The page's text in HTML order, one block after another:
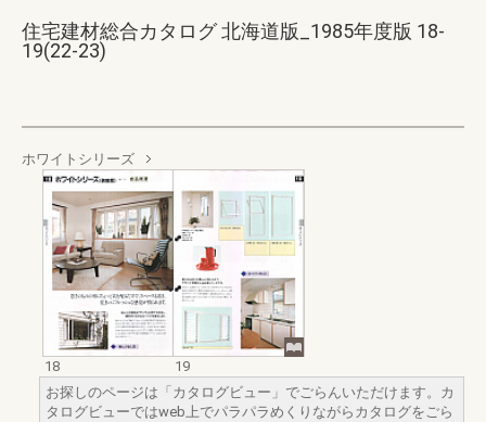
住宅建材総合カタログ 北海道版_1985年度版 18-
19(22-23)
ホワイトシリーズ
18
19
お探しのページは「カタログビュー」でごらんいただけます。カ
タログビューではweb上でパラパラめくりながらカタログをごら